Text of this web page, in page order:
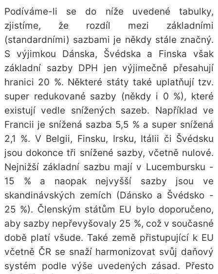
Podíváme-li se do níže uvedené tabulky,
zjistíme, že rozdíl mezi základními
(standardními) sazbami je někdy stále značný.
S výjimkou Dánska, Švédska a Finska však
základní sazby DPH jen výjimečně přesahují
hranici 20 %. Některé státy také uplatňují tzv.
super redukované sazby (někdy i 0 %), které
existují vedle snížených sazeb. Například ve
Francii je snížená sazba 5,5 % a super snížená
2,1 %. V Belgii, Finsku, Irsku, Itálii či Švédsku
jsou dokonce tři snížené sazby, včetně nulové.
Nejnižší základní sazbu mají v Lucembursku -
15 % a naopak nejvyšší sazby jsou ve
skandinávských zemích (Dánsko a Švédsko -
25 %). Členským státům EU bylo doporučeno,
aby sazby nepřevyšovaly 25 %, což v současné
době platí všude. Také země přistupující k EU
včetně ČR se snaží harmonizovat svůj daňový
systém podle výše uvedených zásad. Přesto